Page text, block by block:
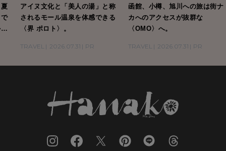
アイヌ文化と「美人の湯」と称
されるモール温泉を体感できる
〈界 ポロト〉。
TRAVEL 2026.07.31 PR
函館、小樽、旭川への旅は街ナ
カへのアクセスが抜群な
〈OMO〉へ。
TRAVEL 2026.07.31 PR